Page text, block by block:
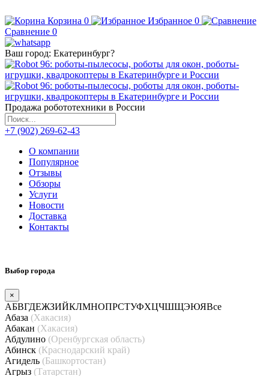
Корзина 0 Избранное 0
Сравнение 0
Ваш город: Екатеринбург?
Продажа робототехники в России
+7 (902) 269-62-43
О компании
Популярное
Отзывы
Обзоры
Услуги
Новости
Доставка
Контакты
Выбор города
×
АБВГДЕЖЗИЙКЛМНОПРСТУФХЦЧШЩЭЮЯВсе
Абаза (Хакасия)
Абакан (Хакасия)
Абдулино (Оренбургская область)
Абинск (Краснодарский край)
Агидель (Башкортостан)
Агрыз (Татарстан)